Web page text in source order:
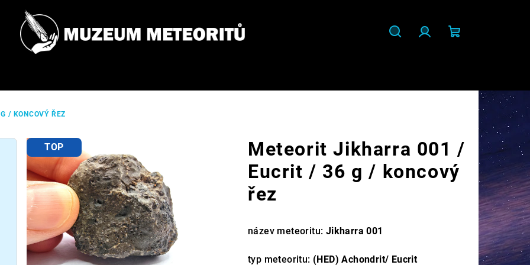
/ KONCOVÝ ŘEZ
Meteorit Jikharra 001 /
Eucrit / 36 g / koncový
řez
název meteoritu: Jikharra 001
typ meteoritu: (HED)Achondrit/ Eucrit
TOP